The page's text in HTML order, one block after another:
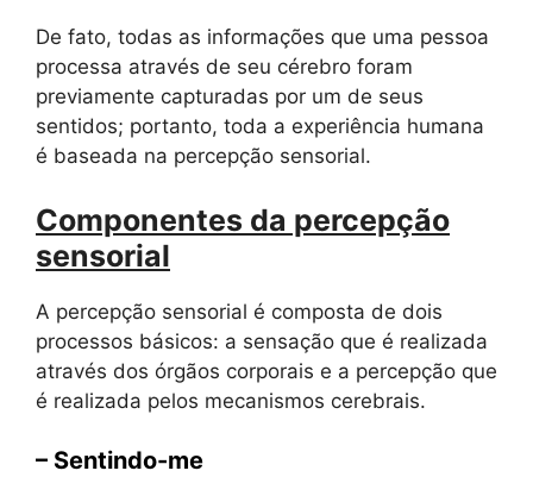
De fato, todas as informações que uma pessoa
processa através de seu cérebro foram
previamente capturadas por um de seus
sentidos; portanto, toda a experiência humana
é baseada na percepção sensorial.
Componentes da percepção
sensorial
A percepção sensorial é composta de dois
processos básicos: a sensação que é realizada
através dos órgãos corporais e a percepção que
é realizada pelos mecanismos cerebrais.
– Sentindo-me